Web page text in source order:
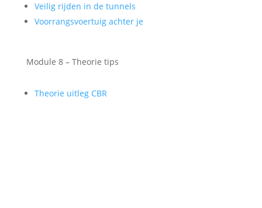
Veilig rijden in de tunnels
Voorrangsvoertuig achter je
Module 8 – Theorie tips
Theorie uitleg CBR